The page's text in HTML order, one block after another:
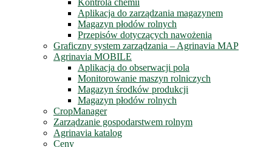
Kontrola chemii
Aplikacja do zarządzania magazynem
Magazyn płodów rolnych
Przepisów dotyczących nawożenia
Graficzny system zarządzania – Agrinavia MAP
Agrinavia MOBILE
Aplikacja do obserwacji pola
Monitorowanie maszyn rolniczych
Magazyn środków produkcji
Magazyn płodów rolnych
CropManager
Zarządzanie gospodarstwem rolnym
Agrinavia katalog
Ceny